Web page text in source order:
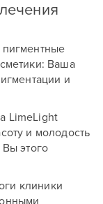
Ваша
и
LimeLight
и молодость
этого
клиники